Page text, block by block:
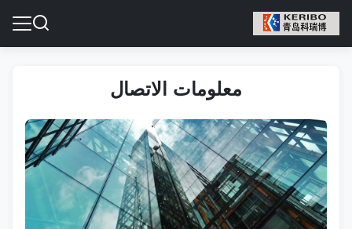
معلومات الاتصال